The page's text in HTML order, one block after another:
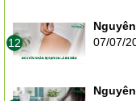
12
07/07/